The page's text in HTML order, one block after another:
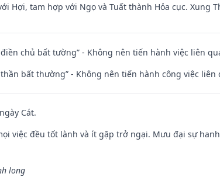
Hợi, tam hợp với Ngọ và Tuất thành Hỏa cục. Xung
chủ bất tường” - Không nên tiến hành việc liên
thần bất thường” - Không nên tiến hành công việc
Cát.
việc đều tốt lành và ít gặp trở ngại. Mưu đại sự
long